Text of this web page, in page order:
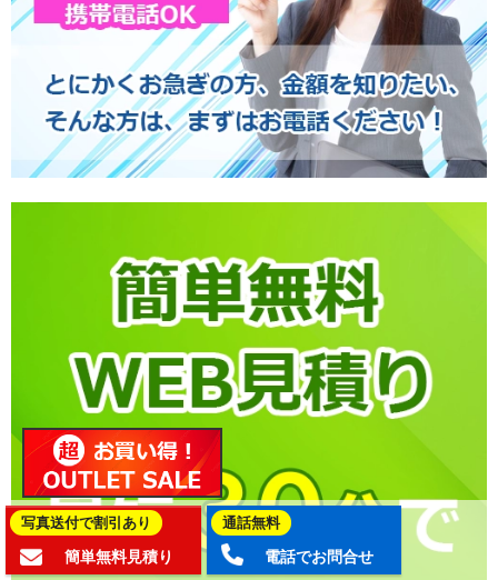
写真送付で割引あり
簡単無料見積り
通話無料
電話でお問合せ